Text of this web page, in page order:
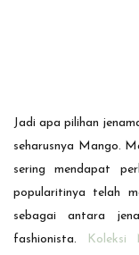
Jadi apa pilihan
seharusnya Mango.
sering mendapat
popularitinya telah
sebagai antara
fashionista.
Koleksi